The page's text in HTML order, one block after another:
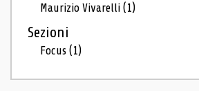
Maurizio Vivarelli(1)
Sezioni
Focus(1)